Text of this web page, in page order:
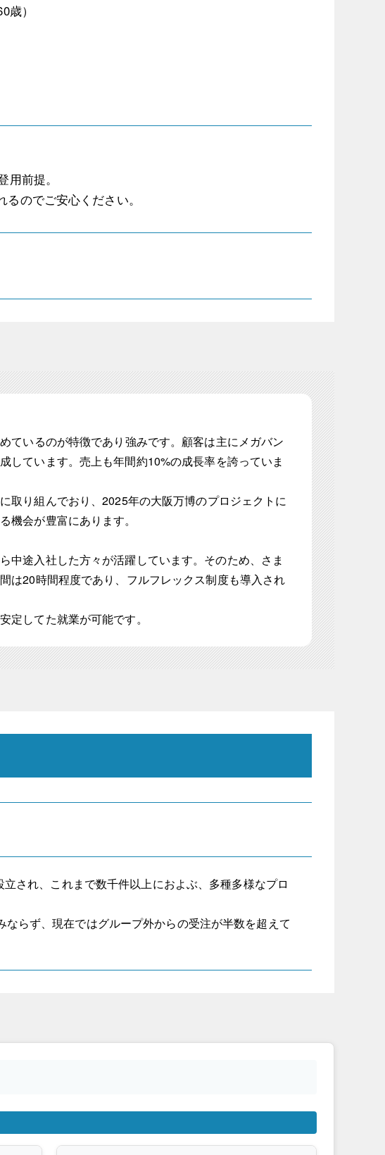
）
前提。
のでご安心ください。
ているのが特徴であり強みです。顧客は主にメガバン
しています。売上も年間約10%の成長率を誇っていま
取り組んでおり、2025年の大阪万博のプロジェクトに
機会が豊富にあります。
中途入社した方々が活躍しています。そのため、さま
は20時間程度であり、フルフレックス制度も導入され
定してた就業が可能です。
され、これまで数千件以上におよぶ、多種多様なプロ
らず、現在ではグループ外からの受注が半数を超えて